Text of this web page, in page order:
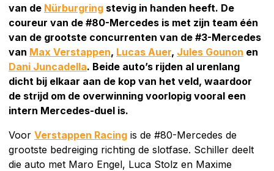
van de Nürburgring stevig in handen heeft. De
coureur van de #80-Mercedes is met zijn team één
van de grootste concurrenten van de #3-Mercedes
van Max Verstappen, Lucas Auer, Jules Gounon en
Dani Juncadella. Beide auto’s rijden al urenlang
dicht bij elkaar aan de kop van het veld, waardoor
de strijd om de overwinning voorlopig vooral een
intern Mercedes-duel is.
Voor Verstappen Racing is de #80-Mercedes de
grootste bedreiging richting de slotfase. Schiller deelt
die auto met Maro Engel, Luca Stolz en Maxime